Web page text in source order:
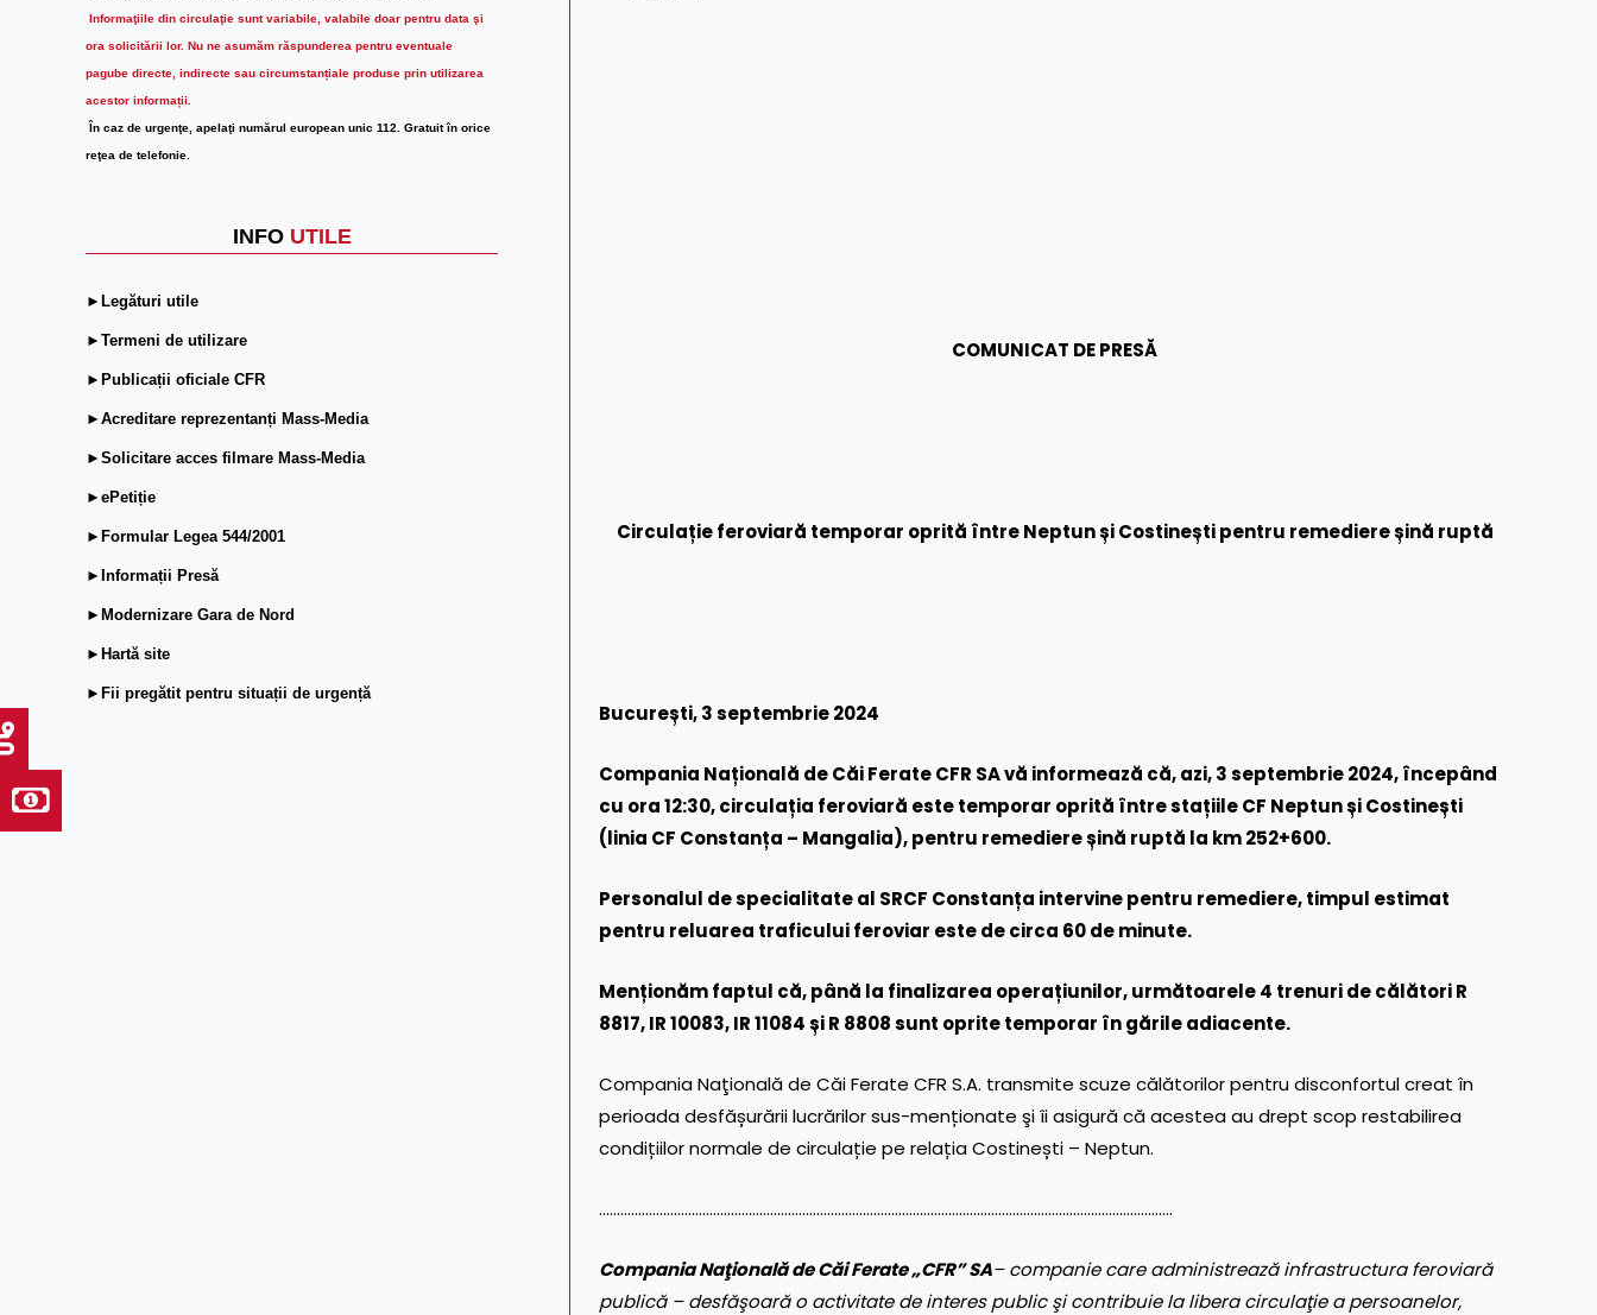
Informaţiile din circulaţie sunt variabile, valabile doar pentru data şi
ora solicitării lor. Nu ne asumăm răspunderea pentru eventuale
pagube directe, indirecte sau circumstanțiale produse prin utilizarea
acestor informații.
În caz de urgenţe, apelaţi numărul european unic 112. Gratuit în orice
reţea de telefonie.
INFO UTILE
►Legături utile
►Termeni de utilizare
►Publicații oficiale CFR
►Acreditare reprezentanți Mass-Media
►Solicitare acces filmare Mass-Media
►ePetiție
►Formular Legea 544/2001
►Informații Presă
►Modernizare Gara de Nord
►Hartă site
►Fii pregătit pentru situații de urgență
COMUNICAT DE PRESĂ
Circulație feroviară temporar oprită între Neptun și Costinești pentru remediere șină ruptă
București, 3 septembrie 2024
Compania Națională de Căi Ferate CFR SA vă informează că, azi, 3 septembrie 2024, începând
cu ora 12:30, circulația feroviară este temporar oprită între stațiile CF Neptun și Costinești
(linia CF Constanța – Mangalia), pentru remediere șină ruptă la km 252+600.
Personalul de specialitate al SRCF Constanța intervine pentru remediere, timpul estimat
pentru reluarea traficului feroviar este de circa 60 de minute.
Menționăm faptul că, până la finalizarea operațiunilor, următoarele 4 trenuri de călători R
8817, IR 10083, IR 11084 și R 8808 sunt oprite temporar în gările adiacente.
Compania Naţională de Căi Ferate CFR S.A. transmite scuze călătorilor pentru disconfortul creat în
perioada desfășurării lucrărilor sus-menționate şi îi asigură că acestea au drept scop restabilirea
condițiilor normale de circulație pe relația Costinești – Neptun.
……………………………………………………………………………………………………………………………………………..
Compania Naţională de Căi Ferate „CFR” SA– companie care administrează infrastructura feroviară
publică – desfăşoară o activitate de interes public şi contribuie la libera circulaţie a persoanelor,